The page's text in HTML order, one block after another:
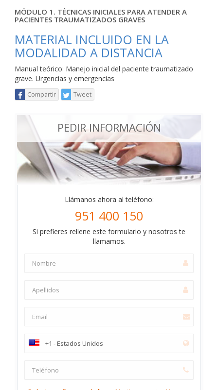
MÓDULO 1. TÉCNICAS INICIALES PARA ATENDER A
PACIENTES TRAUMATIZADOS GRAVES
MATERIAL INCLUIDO EN LA
MODALIDAD A DISTANCIA
Manual teórico: Manejo inicial del paciente traumatizado
grave. Urgencias y emergencias
Compartir Tweet
PEDIR INFORMACIÓN
Llámanos ahora al teléfono:
951 400 150
Si prefieres rellene este formulario y nosotros te
llamamos.